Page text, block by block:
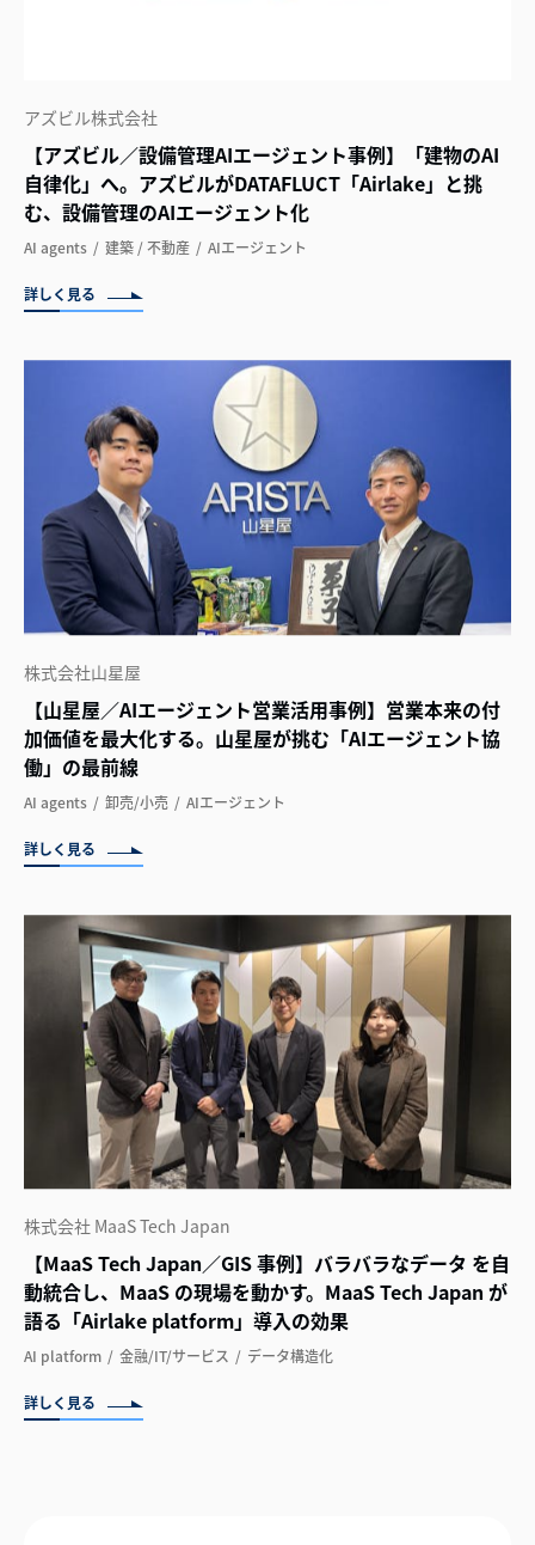
アズビル株式会社
【アズビル／設備管理AIエージェント事例】「建物のAI
自律化」へ。アズビルがDATAFLUCT「Airlake」と挑
む、設備管理のAIエージェント化
AI agents 建築 / 不動産 AIエージェント
詳しく見る
株式会社山星屋
【山星屋／AIエージェント営業活用事例】営業本来の付
加価値を最大化する。山星屋が挑む「AIエージェント協
働」の最前線
AI agents 卸売/小売 AIエージェント
詳しく見る
株式会社 MaaS Tech Japan
【MaaS Tech Japan／GIS 事例】バラバラなデータ を自
動統合し、MaaS の現場を動かす。MaaS Tech Japan が
語る「Airlake platform」導入の効果
AI platform 金融/IT/サービス データ構造化
詳しく見る